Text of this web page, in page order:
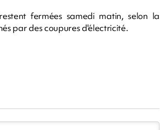
fermées samedi matin, selon la
par des coupures d'électricité.